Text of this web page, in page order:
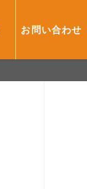
お問い合わせ